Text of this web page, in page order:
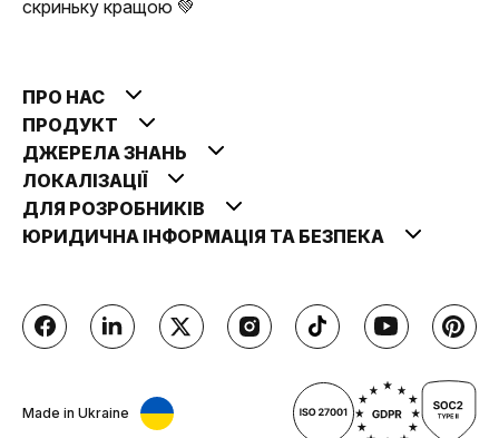
скриньку кращою 💚
ПРО НАС
ПРОДУКТ
ДЖЕРЕЛА ЗНАНЬ
ЛОКАЛІЗАЦІЇ
ДЛЯ РОЗРОБНИКІВ
ЮРИДИЧНА ІНФОРМАЦІЯ ТА БЕЗПЕКА
Made in Ukraine